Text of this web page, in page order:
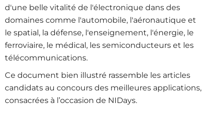
d'une belle vitalité de l'électronique dans des
domaines comme l'automobile, l'aéronautique et
le spatial, la défense, l'enseignement, l'énergie, le
ferroviaire, le médical, les semiconducteurs et les
télécommunications.
Ce document bien illustré rassemble les articles
candidats au concours des meilleures applications,
consacrées à l’occasion de NIDays.